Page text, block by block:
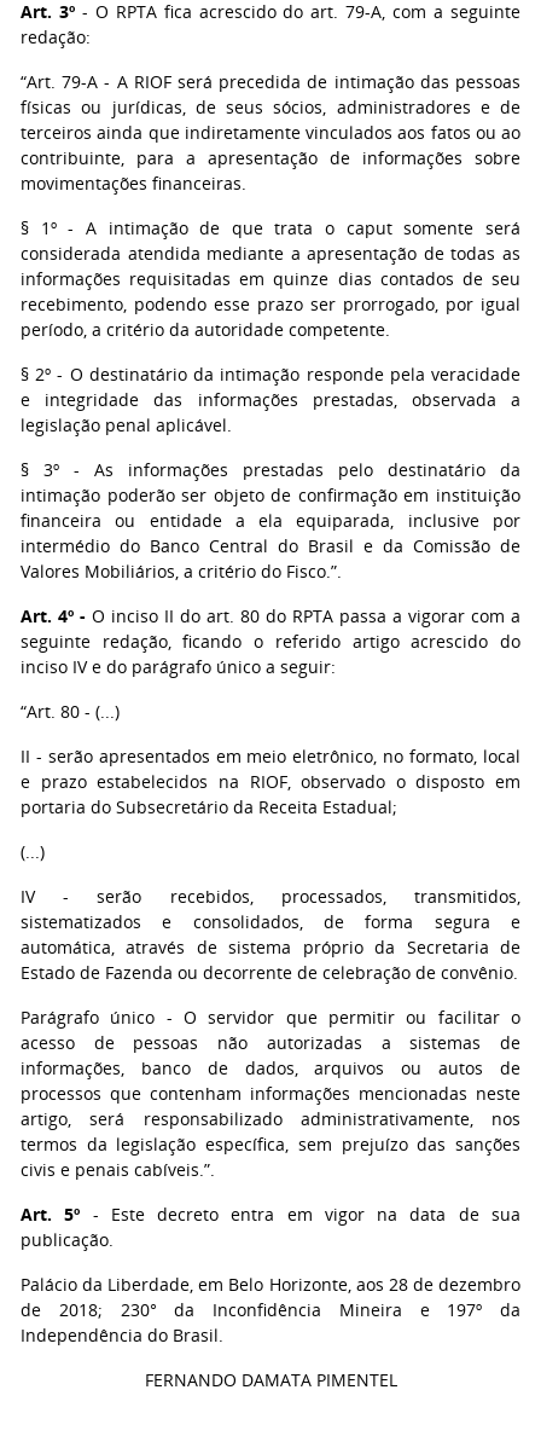
Art. 3º- O RPTA fica acrescido do art. 79-A, com a seguinte
redação:
“Art. 79-A - A RIOF será precedida de intimação das pessoas
físicas ou jurídicas, de seus sócios, administradores e de
terceiros ainda que indiretamente vinculados aos fatos ou ao
contribuinte, para a apresentação de informações sobre
movimentações financeiras.
§ 1º - A intimação de que trata o caput somente será
considerada atendida mediante a apresentação de todas as
informações requisitadas em quinze dias contados de seu
recebimento, podendo esse prazo ser prorrogado, por igual
período, a critério da autoridade competente.
§ 2º - O destinatário da intimação responde pela veracidade
e integridade das informações prestadas, observada a
legislação penal aplicável.
§ 3º - As informações prestadas pelo destinatário da
intimação poderão ser objeto de confirmação em instituição
financeira ou entidade a ela equiparada, inclusive por
intermédio do Banco Central do Brasil e da Comissão de
Valores Mobiliários, a critério do Fisco.”.
Art. 4º - O inciso II do art. 80 do RPTA passa a vigorar com a
seguinte redação, ficando o referido artigo acrescido do
inciso IV e do parágrafo único a seguir:
“Art. 80 - (...)
II - serão apresentados em meio eletrônico, no formato, local
e prazo estabelecidos na RIOF, observado o disposto em
portaria do Subsecretário da Receita Estadual;
(...)
IV - serão recebidos, processados, transmitidos,
sistematizados e consolidados, de forma segura e
automática, através de sistema próprio da Secretaria de
Estado de Fazenda ou decorrente de celebração de convênio.
Parágrafo único - O servidor que permitir ou facilitar o
acesso de pessoas não autorizadas a sistemas de
informações, banco de dados, arquivos ou autos de
processos que contenham informações mencionadas neste
artigo, será responsabilizado administrativamente, nos
termos da legislação específica, sem prejuízo das sanções
civis e penais cabíveis.”.
Art. 5º - Este decreto entra em vigor na data de sua
publicação.
Palácio da Liberdade, em Belo Horizonte, aos 28 de dezembro
de 2018; 230° da Inconfidência Mineira e 197º da
Independência do Brasil.
FERNANDO DAMATA PIMENTEL